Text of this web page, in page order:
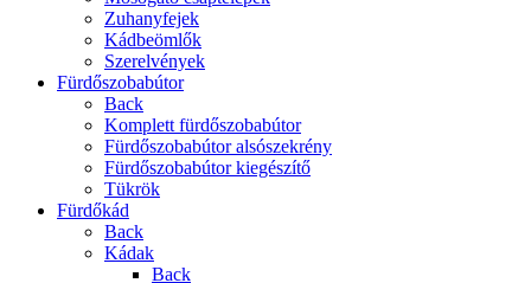
Zuhanyfejek
Kádbeömlők
Szerelvények
Fürdőszobabútor
Back
Komplett fürdőszobabútor
Fürdőszobabútor alsószekrény
Fürdőszobabútor kiegészítő
Tükrök
Fürdőkád
Back
Kádak
Back